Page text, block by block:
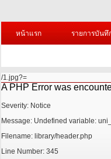
หน้าแรก
รายการบันทึ
/1.jpg?=
A PHP Error was
Severity: Notice
Message: Undefined variable:
Filename: library/header.php
Line Number: 345